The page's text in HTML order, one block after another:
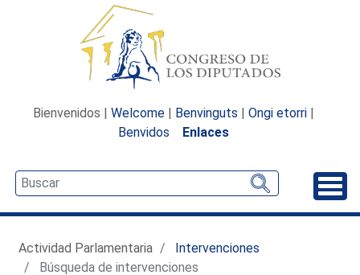
Bienvenidos | Welcome | Benvinguts | Ongi etorri |
Benvidos
Enlaces
Actividad Parlamentaria
Intervenciones
Búsqueda de intervenciones